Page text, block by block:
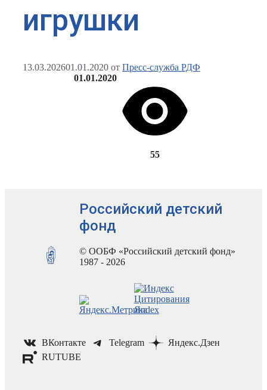
игрушки
13.03.202601.01.2020 от Пресс-служба РДФ
01.01.2020
55
Российский детский
фонд
© ООБФ «Российский детский фонд»
1987 - 2026
ВКонтакте Telegram
Яндекс.Дзен
RUTUBE